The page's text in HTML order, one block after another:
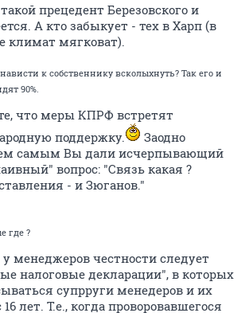
прецедент Березовского и
А кто забыкует - тех в Харп (в
климат мягковат).
к собственнику всколыхнуть? Так его и
90%.
что меры КПРФ встретят
поддержку.
Заодно
самым Вы дали исчерпывающий
вопрос: "Связь какая ?
- и Зюганов."
где ?
менеджеров честности следует
налоговые декларации", в которых
супрруги менедеров и их
лет. Т.е., когда проворовавшегося